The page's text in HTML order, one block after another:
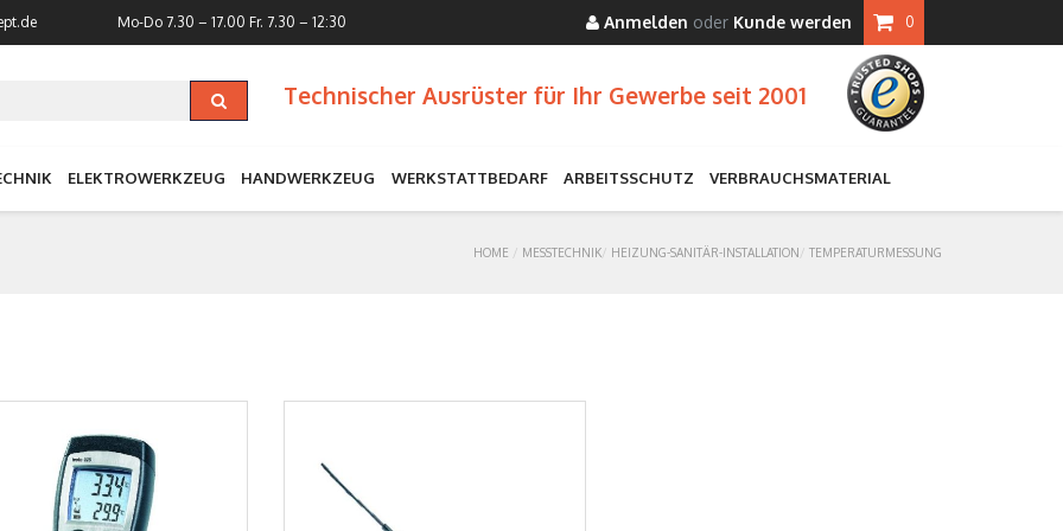
Mo-Do 7.30 – 17.00 Fr. 7.30 – 12:30 Anmelden oder Kunde werden 0
Technischer Ausrüster für Ihr Gewerbe seit 2001
ELEKTROWERKZEUG HANDWERKZEUG WERKSTATTBEDARF ARBEITSSCHUTZ VERBRAUCHSMATERIAL
HOME MESSTECHNIK HEIZUNG-SANITÄR-INSTALLATION TEMPERATURMESSUNG